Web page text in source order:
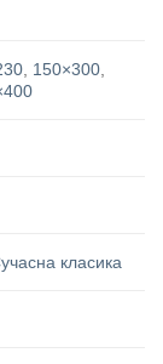
, 150×300,
класика